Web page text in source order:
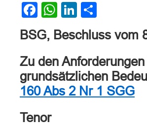
Facebook
WhatsApp
LinkedIn
BSG, Beschluss vom
Zu den
grundsätzlichen
160 Abs 2 Nr 1 SGG
Tenor